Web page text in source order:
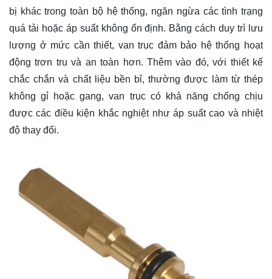
bị khác trong toàn bộ hệ thống, ngăn ngừa các tình trạng
quá tải hoặc áp suất không ổn định. Bằng cách duy trì lưu
lượng ở mức cần thiết, van trục đảm bảo hệ thống hoạt
động trơn tru và an toàn hơn. Thêm vào đó, với thiết kế
chắc chắn và chất liệu bền bỉ, thường được làm từ thép
không gỉ hoặc gang, van trục có khả năng chống chịu
được các điều kiện khắc nghiệt như áp suất cao và nhiệt
độ thay đổi.